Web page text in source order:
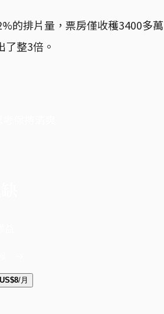
的排片量，票房僅收穫3400多萬
整3倍。
US$8/月